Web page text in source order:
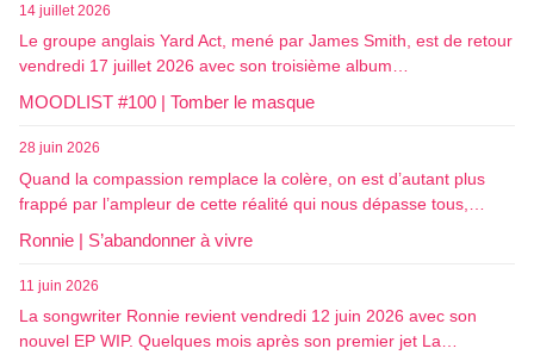
14 juillet 2026
Le groupe anglais Yard Act, mené par James Smith, est de retour
vendredi 17 juillet 2026 avec son troisième album…
MOODLIST #100 | Tomber le masque
28 juin 2026
Quand la compassion remplace la colère, on est d’autant plus
frappé par l’ampleur de cette réalité qui nous dépasse tous,…
Ronnie | S’abandonner à vivre
11 juin 2026
La songwriter Ronnie revient vendredi 12 juin 2026 avec son
nouvel EP WIP. Quelques mois après son premier jet La…